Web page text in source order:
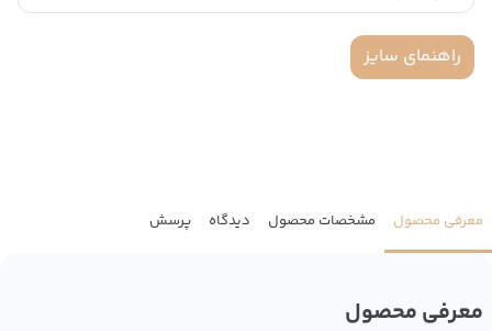
راهنمای سایز
معرفی محصول مشخصات محصول دیدگاه پرسش
معرفی محصول